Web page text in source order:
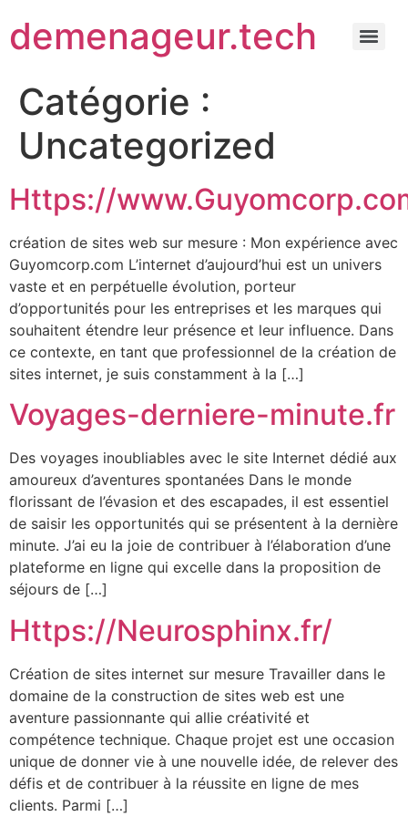
demenageur.tech
Catégorie :
Uncategorized
Https://
création de sites web sur mesure : Mon expérience avec
Guyomcorp.com L’internet d’aujourd’hui est un univers
vaste et en perpétuelle évolution, porteur
d’opportunités pour les entreprises et les marques qui
souhaitent étendre leur présence et leur influence. Dans
ce contexte, en tant que professionnel de la création de
sites internet, je suis constamment à la […]
Voyages-derniere-minute.fr
Des voyages inoubliables avec le site Internet dédié aux
amoureux d’aventures spontanées Dans le monde
florissant de l’évasion et des escapades, il est essentiel
de saisir les opportunités qui se présentent à la dernière
minute. J’ai eu la joie de contribuer à l’élaboration d’une
plateforme en ligne qui excelle dans la proposition de
séjours de […]
Https://Neurosphinx.fr/
Création de sites internet sur mesure Travailler dans le
domaine de la construction de sites web est une
aventure passionnante qui allie créativité et
compétence technique. Chaque projet est une occasion
unique de donner vie à une nouvelle idée, de relever des
défis et de contribuer à la réussite en ligne de mes
clients. Parmi […]